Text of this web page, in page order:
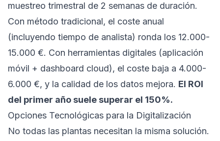
muestreo trimestral de 2 semanas de duración.
Con método tradicional, el coste anual
(incluyendo tiempo de analista) ronda los 12.000-
15.000 €. Con herramientas digitales (aplicación
móvil + dashboard cloud), el coste baja a 4.000-
6.000 €, y la calidad de los datos mejora. El ROI
del primer año suele superar el 150%.
Opciones Tecnológicas para la Digitalización
No todas las plantas necesitan la misma solución.